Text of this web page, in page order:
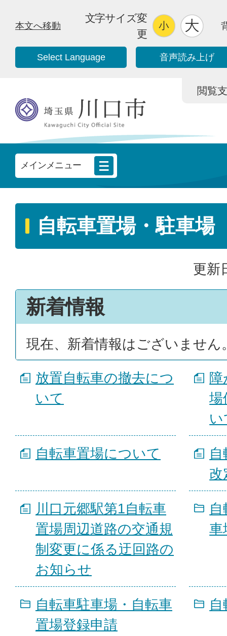
本文へ移動
文字サイズ変
更
Select Language 音声読み上げ
閲覧
メインメニュー
自転車置場・駐車場
更新
新着情報
現在、新着情報はございません
放置自転車の撤去につ
いて
場
い
自転車置場について
改
川口元郷駅第1自転車
置場周辺道路の交通規
制変更に係る迂回路の
お知らせ
車
自転車駐車場・自転車
置場登録申請